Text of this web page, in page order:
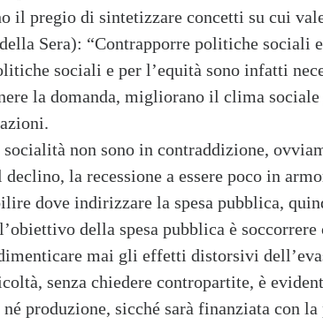
il pregio di sintetizzare concetti su cui
Sera): “Contrapporre politiche sociali
sociali e per l’equità sono infatti
la domanda, migliorano il clima
socialità non sono in contraddizione,
la recessione a essere poco in
dove indirizzare la spesa pubblica,
della spesa pubblica è
mai gli effetti distorsivi
senza chiedere contropartite, è
produzione, sicché sarà finanziata con